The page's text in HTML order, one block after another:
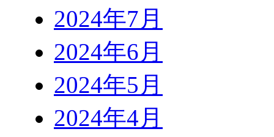
2024年7月
2024年6月
2024年5月
2024年4月